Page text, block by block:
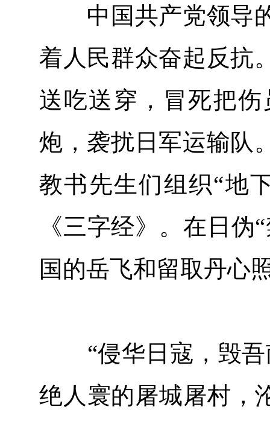
中国共产党领导的
着人民群众奋起反抗
送吃送穿，冒死把
炮，袭扰日军运输队
教书先生们组织“地
《三字经》。在日
国的岳飞和留取丹心
“侵华日寇，毁吾
绝人寰的屠城屠村，